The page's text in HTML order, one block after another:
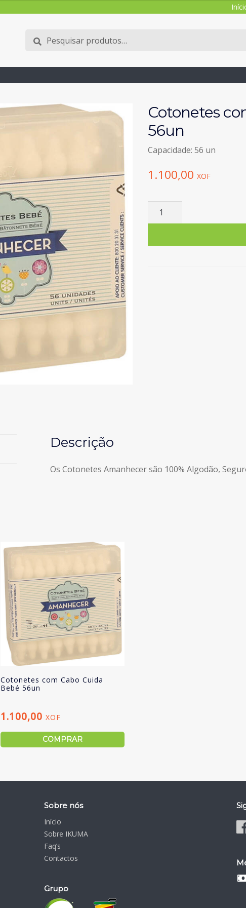
Pesquisar
por:
Pesquisa
Cotonetes
56un
Capacidade: 56 un
1.100,00 XOF
Quantidade
com
Descrição
Os Cotonetes Amanhecer são 100% Algodão,
Cotonetes com Cabo Cuida
Bebé 56un
1.100,00 XOF
COMPRAR
Sobre nós
Início
Sobre IKUMA
Faq’s
Contactos
Grupo